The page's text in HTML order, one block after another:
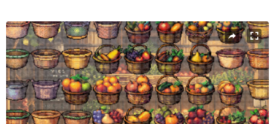
当前幻灯片：1 / 2